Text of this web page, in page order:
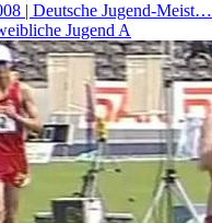
| Deutsche Jugend-Meist…
Jugend A